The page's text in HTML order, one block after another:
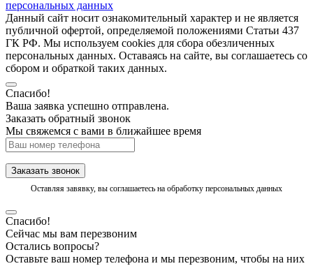
персональных данных
Данный сайт носит ознакомительный характер и не является
публичной офертой, определяемой положениями Статьи 437
ГК РФ. Мы используем cookies для сбора обезличенных
персональных данных. Оставаясь на сайте, вы соглашаетесь со
сбором и обраткой таких данных.
Спасибо!
Ваша заявка успешно отправлена.
Заказать обратный звонок
Мы свяжемся с вами в ближайшее время
Заказать звонок
Оставляя завявку, вы соглашаетесь на обработку персональных данных
Спасибо!
Сейчас мы вам перезвоним
Остались вопросы?
Оставьте ваш номер телефона и мы перезвоним, чтобы на них